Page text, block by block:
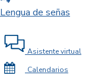
Lengua de señas
Asistente virtual
Calendarios